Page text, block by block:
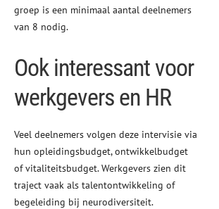
groep is een minimaal aantal deelnemers
van 8 nodig.
Ook interessant voor
werkgevers en HR
Veel deelnemers volgen deze intervisie via
hun opleidingsbudget, ontwikkelbudget
of vitaliteitsbudget. Werkgevers zien dit
traject vaak als talentontwikkeling of
begeleiding bij neurodiversiteit.